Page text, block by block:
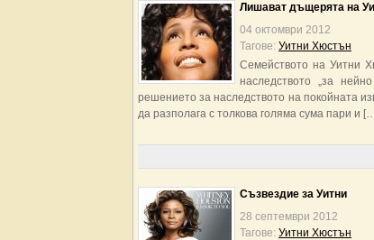
Лишават дъщерята на
04 октомври 2012
Тагове: Уитни Хюстън
Семейството на Уитни
наследството „за
решението за наследството на покойната
да разполага с толкова голяма сума пари и
Съзвездие за Уитни
28 септември 2012
Тагове: Уитни Хюстън